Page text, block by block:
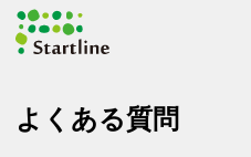
イ
よくある質問